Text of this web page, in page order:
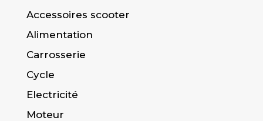
Accessoires scooter
Alimentation
Carrosserie
Cycle
Electricité
Moteur